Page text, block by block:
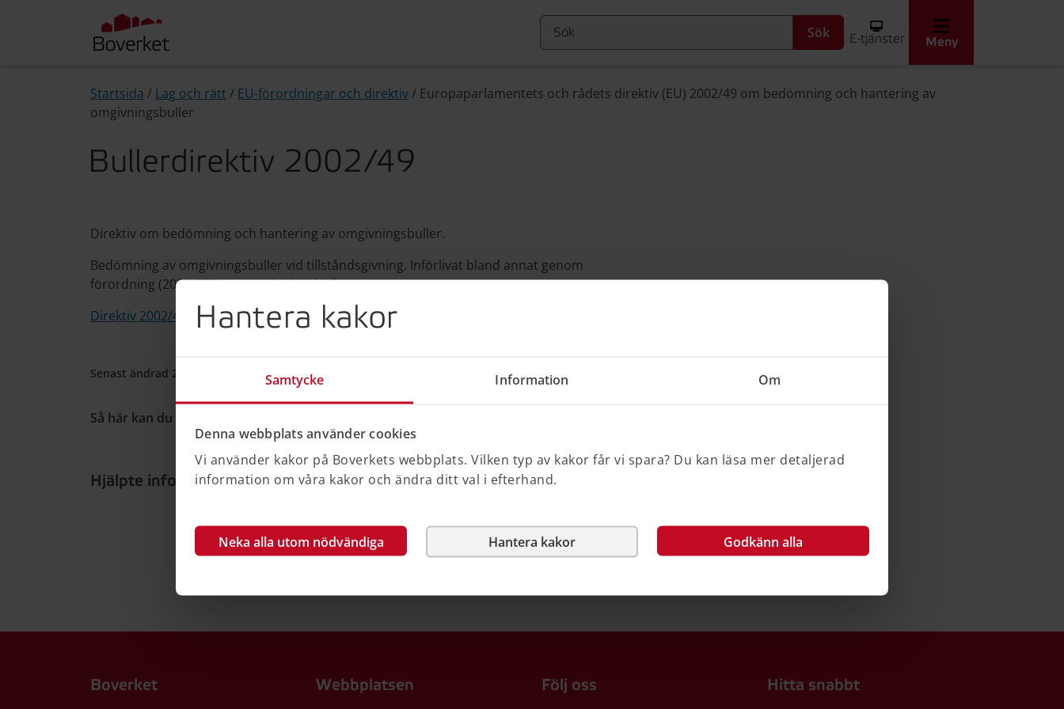
Hantera kakor
Samtycke Information Om
Denna webbplats använder cookies
Vi använder kakor på Boverkets webbplats. Vilken typ av kakor får vi spara? Du kan läsa mer detaljerad
information om våra kakor och ändra ditt val i efterhand.
Neka alla utom nödvändiga Hantera kakor Godkänn alla
Sök E-tjänster Meny
Startsida / Lag och rätt / EU-förordningar och direktiv/ Europaparlamentets och rådets direktiv (EU) 2002/49 om bedömning och hantering av
omgivningsbuller
Bullerdirektiv 2002/49
Direktiv om bedömning och hantering av omgivningsbuller.
Bedömning av omgivningsbuller vid tillståndsgivning. Införlivat bland annat genom
förordning (2004:675) om omgivningsbuller.
Direktiv 2002/49 (på EU-rättens webbplats)
Senast ändrad 28 maj 2025 Publicerad 10 mars 2025
Så här kan du källhänvisa till denna sida
Hjälpte informationen dig? Ja Nej
Boverket Webbplatsen Följ oss Hitta snabbt